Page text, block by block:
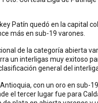
Patín quedó en la capital
más en sub-19 varones.
de la categoría abierta
un interligas muy exitoso
general del
con un oro en sub-
el tercer lugar fue para